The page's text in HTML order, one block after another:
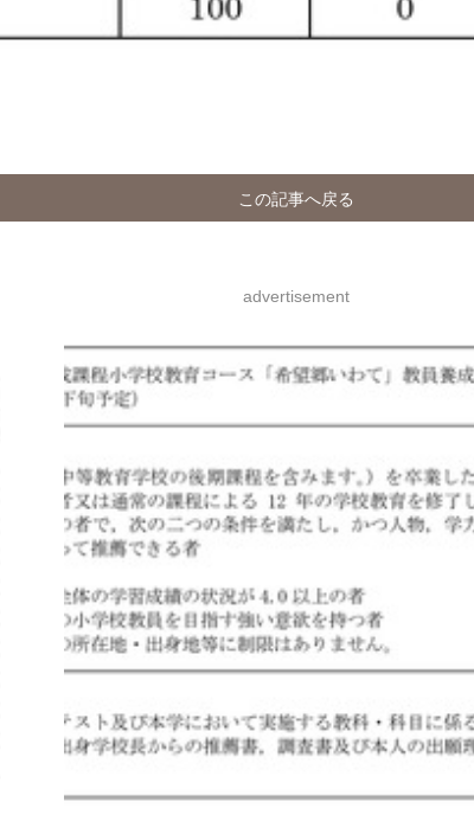
この記事へ戻る
advertisement